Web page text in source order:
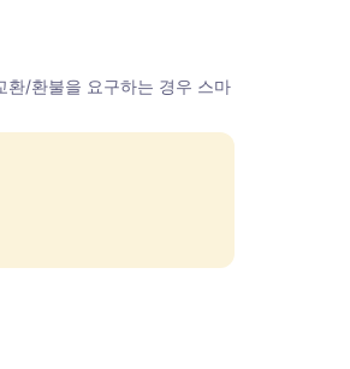
환/환불을 요구하는 경우 스마